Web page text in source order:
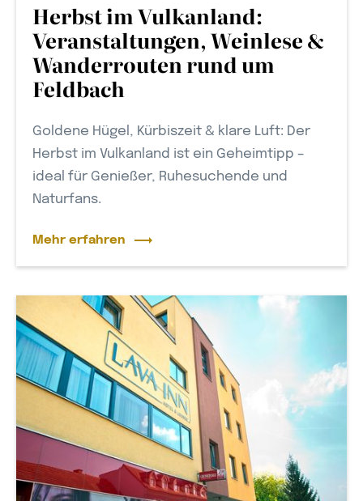
Herbst im Vulkanland:
Veranstaltungen, Weinlese &
Wanderrouten rund um
Feldbach
Goldene Hügel, Kürbiszeit & klare Luft: Der
Herbst im Vulkanland ist ein Geheimtipp –
ideal für Genießer, Ruhesuchende und
Naturfans.
Mehr erfahren